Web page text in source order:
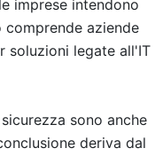
imprese intendono
comprende aziende
soluzioni legate all'IT
sono anche
deriva dal